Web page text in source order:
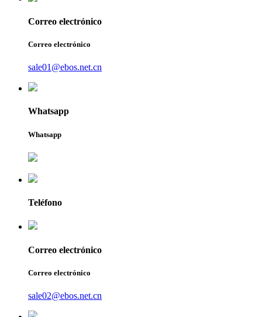
Correo electrónico
Correo electrónico
sale01@ebos.net.cn
Whatsapp
Whatsapp
Teléfono
Correo electrónico
Correo electrónico
sale02@ebos.net.cn